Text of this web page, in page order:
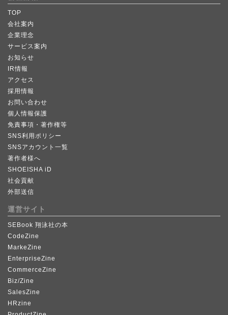
TOP
会社案内
企業理念
サービス案内
お知らせ
IR情報
アクセス
採用情報
お問い合わせ
個人情報保護
免責事項・著作権等
SNS利用ポリシー
SNSアカウント一覧
著作者様へ
SHOEISHA iD
社会貢献
外部送信
運営サイト
SEBook 翔泳社の本
CodeZine
MarkeZine
EnterpriseZine
CommerceZine
Biz/Zine
SalesZine
HRzine